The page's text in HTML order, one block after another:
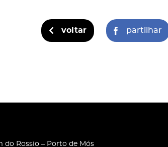
voltar partilhar
do Rossio – Porto de Mós